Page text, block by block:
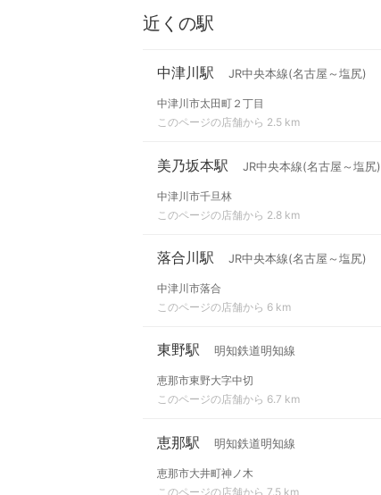
近くの駅
中津川駅 JR中央本線(名古屋～塩尻)
中津川市太田町２丁目
このページの店舗から 2.5 km
美乃坂本駅 JR中央本線(名古屋～塩尻)
中津川市千旦林
このページの店舗から 2.8 km
落合川駅 JR中央本線(名古屋～塩尻)
中津川市落合
このページの店舗から 6 km
東野駅 明知鉄道明知線
恵那市東野大字中切
このページの店舗から 6.7 km
恵那駅 明知鉄道明知線
恵那市大井町神ノ木
このページの店舗から 7.5 km